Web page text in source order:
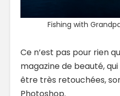
Fishing with
Ce n’est pas pour rien
magazine de beauté,
être très retouchées,